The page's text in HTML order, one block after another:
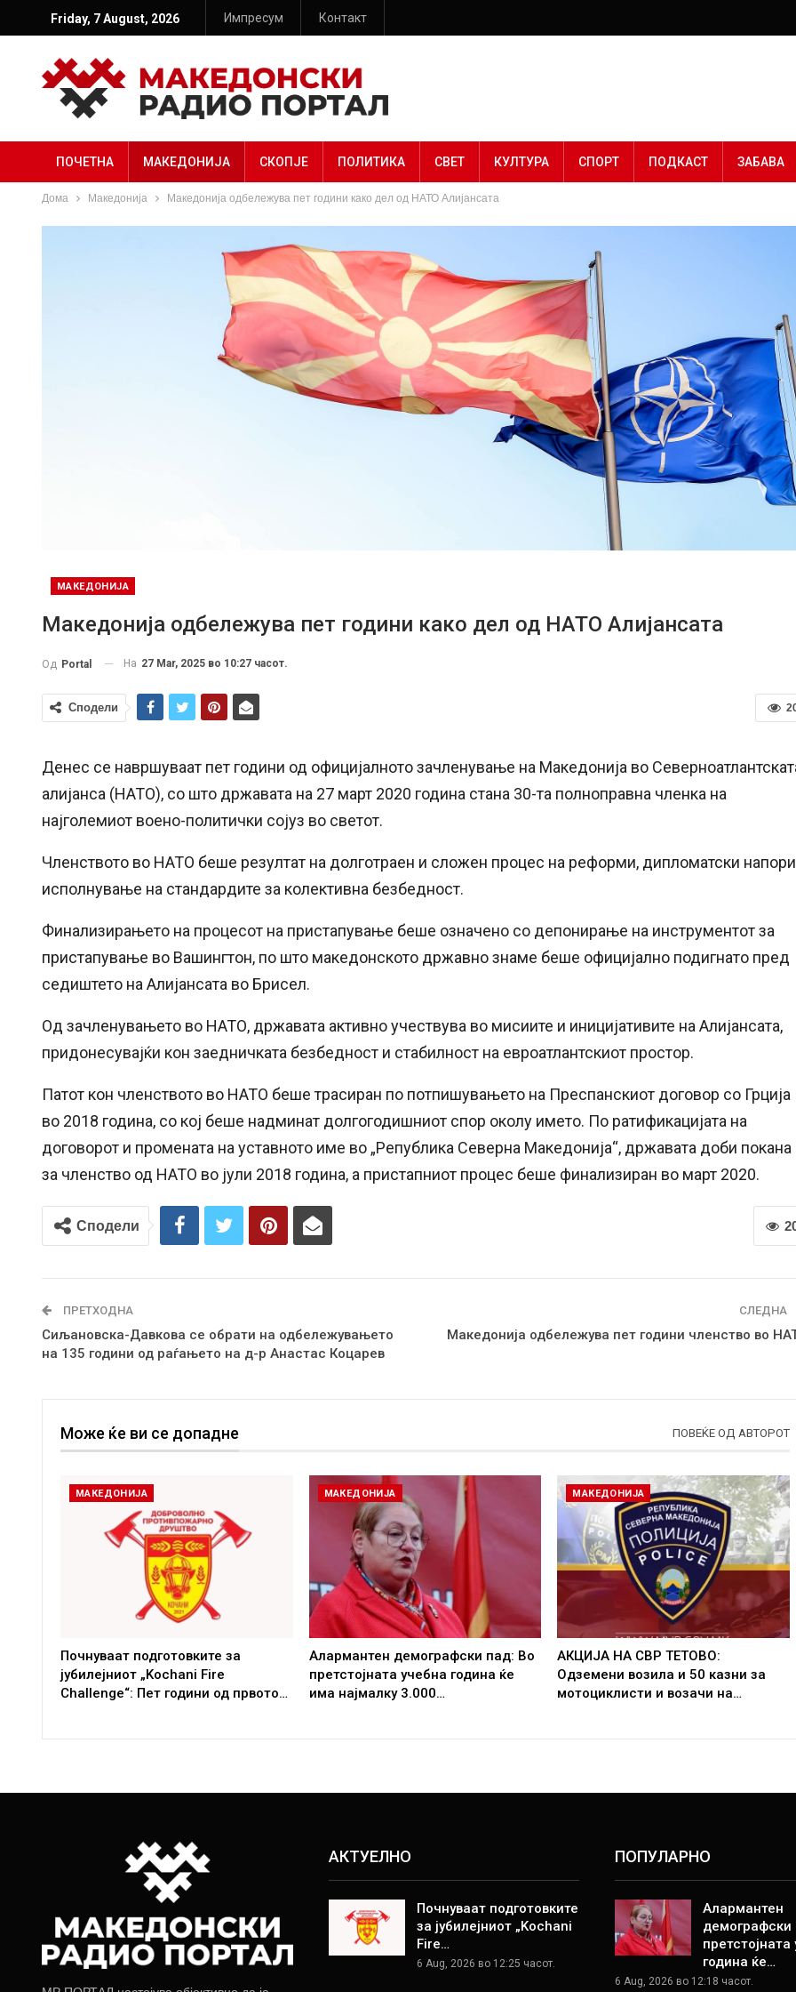
Friday, 7 August, 2026 Импресум Контакт
ПОЧЕТНА МАКЕДОНИЈА СКОПЈЕ ПОЛИТИКА СВЕТ КУЛТУРА СПОРТ ПОДКАСТ ЗАБАВА
Дома Македонија Македонија одбележува пет години како дел од НАТО Алијансата
МАКЕДОНИЈА
Македонија одбележува пет години како дел од НАТО Алијансата
Од Portal На 27 Mar, 2025 во 10:27 часот.
Сподели
Денес се навршуваат пет години од официјалното зачленување на Македонија во
алијанса (НАТО), со што државата на 27 март 2020 година стана 30-та полноправна членка на
најголемиот воено-политички сојуз во светот.
Членството во НАТО беше резултат на долготраен и сложен процес на реформи, дипломатски
исполнување на стандардите за колективна безбедност.
Финализирањето на процесот на пристапување беше означено со депонирање на инструментот за
пристапување во Вашингтон, по што македонското државно знаме беше официјално подигнато пред
седиштето на Алијансата во Брисел.
Од зачленувањето во НАТО, државата активно учествува во мисиите и иницијативите на Алијансата,
придонесувајќи кон заедничката безбедност и стабилност на евроатлантскиот простор.
Патот кон членството во НАТО беше трасиран по потпишувањето на Преспанскиот договор со Грција
во 2018 година, со кој беше надминат долгогодишниот спор околу името. По ратификацијата на
договорот и промената на уставното име во „Република Северна Македонија“, државата доби покана
за членство од НАТО во јули 2018 година, а пристапниот процес беше финализиран во март 2020.
Сподели
ПРЕТХОДНА
Сиљановска-Давкова се обрати на одбележувањето
на 135 години од раѓањето на д-р Анастас Коцарев
СЛЕДНА
Македонија одбележува пет години членство во
Може ќе ви се допадне ПОВЕЌЕ ОД АВТОРОТ
МАКЕДОНИЈА
Почнуваат подготовките за
јубилејниот „Kochani Fire
Challenge“: Пет години од првото…
МАКЕДОНИЈА
Алармантен демографски пад: Во
претстојната учебна година ќе
има најмалку 3.000…
МАКЕДОНИЈА
АКЦИЈА НА СВР ТЕТОВО:
Одземени возила и 50 казни за
мотоциклисти и возачи на…
АКТУЕЛНО
Почнуваат подготовките
за јубилејниот „Kochani
Fire…
6 Aug, 2026 во 12:25 часот.
ПОПУЛАРНО
Алармантен
демографски
претстојната
година ќе…
6 Aug, 2026 во 12:18 часот.